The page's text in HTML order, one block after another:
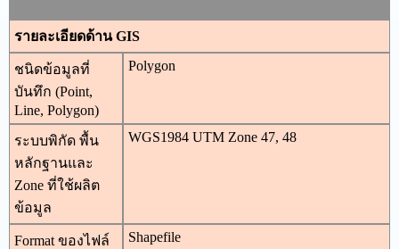
รายละเอียดด้าน GIS
ชนิดข้อมูลที่
บันทึก (Point,
Line, Polygon)
Polygon
ระบบพิกัด พื้น
หลักฐานและ
Zone ที่ใช้ผลิต
ข้อมูล
WGS1984 UTM Zone 47, 48
Format ของไฟล์
Shapefile